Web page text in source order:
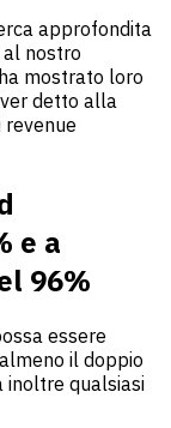
approfondita
nostro
mostrato loro
detto alla
e a
96%
essere
il doppio
inoltre qualsiasi